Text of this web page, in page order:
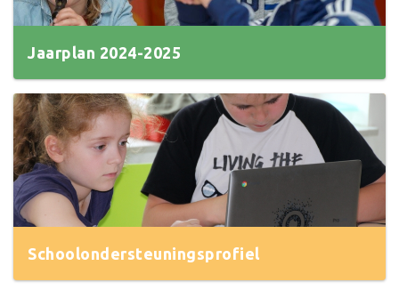
Jaarplan 2024-2025
Schoolondersteuningsprofiel